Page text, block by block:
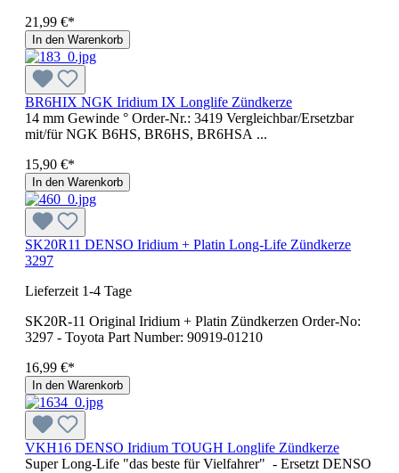
21,99 €*
In den Warenkorb
BR6HIX NGK Iridium IX Longlife Zündkerze
14 mm Gewinde ° Order-Nr.: 3419 Vergleichbar/Ersetzbar
mit/für NGK B6HS, BR6HS, BR6HSA ...
15,90 €*
In den Warenkorb
SK20R11 DENSO Iridium + Platin Long-Life Zündkerze
3297
Lieferzeit 1-4 Tage
SK20R-11 Original Iridium + Platin Zündkerzen Order-No:
3297 - Toyota Part Number: 90919-01210
16,99 €*
In den Warenkorb
VKH16 DENSO Iridium TOUGH Longlife Zündkerze
Super Long-Life "das beste für Vielfahrer" - Ersetzt DENSO